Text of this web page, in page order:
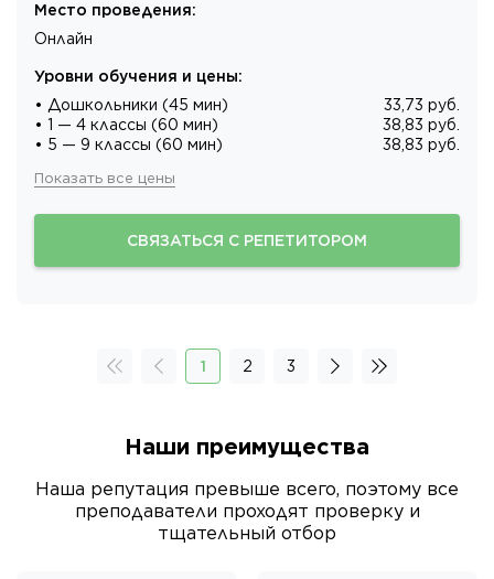
Место проведения:
Онлайн
Уровни обучения и цены:
• Дошкольники (45 мин)
33,73 руб.
• 1 — 4 классы (60 мин)
38,83 руб.
• 5 — 9 классы (60 мин)
38,83 руб.
Показать все цены
СВЯЗАТЬСЯ С РЕПЕТИТОРОМ
1 2 3
Наши преимущества
Наша репутация превыше всего, поэтому все
преподаватели проходят проверку и
тщательный отбор